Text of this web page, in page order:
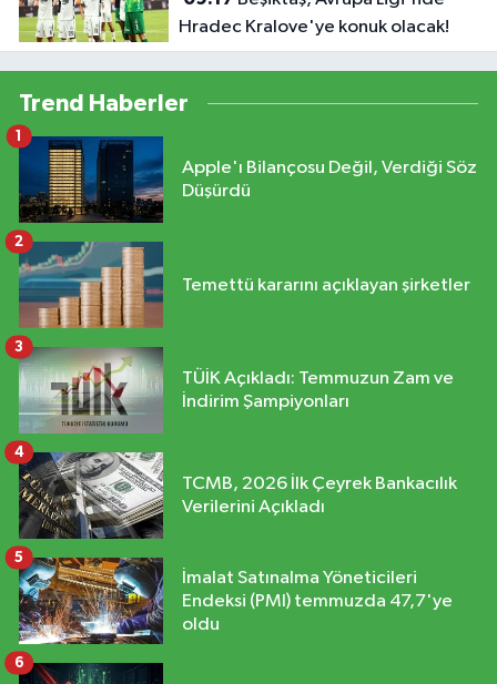
Hradec Kralove'ye konuk olacak!
Trend Haberler
Apple'ı Bilançosu Değil, Verdiği Söz
Düşürdü
1
Temettü kararını açıklayan şirketler
2
TÜİK Açıkladı: Temmuzun Zam ve
İndirim Şampiyonları
3
TCMB, 2026 İlk Çeyrek Bankacılık
Verilerini Açıkladı
4
İmalat Satınalma Yöneticileri
Endeksi (PMI) temmuzda 47,7'ye
oldu
5
6